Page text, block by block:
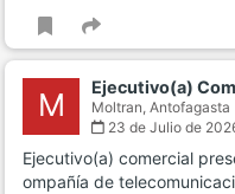
M Ejecutivo(a)
Moltran, Antofagasta
23 de Julio de
Ejecutivo(a) comercial
ompañía de